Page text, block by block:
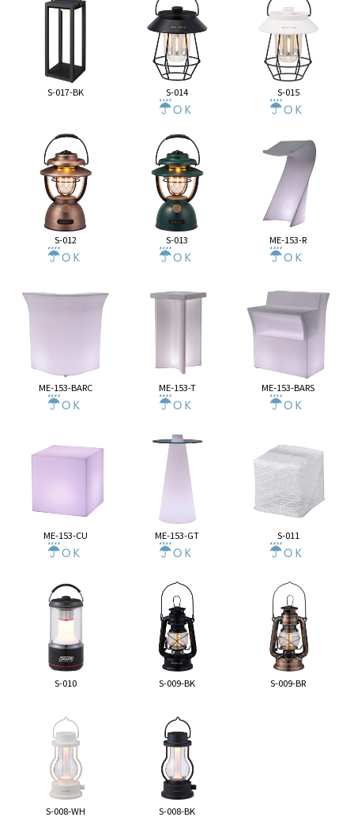
S-017-BK S-014 S-015
S-012 S-013 ME-153-R
ME-153-BARC ME-153-T ME-153-BARS
ME-153-CU ME-153-GT S-011
S-010 S-009-BK S-009-BR
S-008-WH S-008-BK